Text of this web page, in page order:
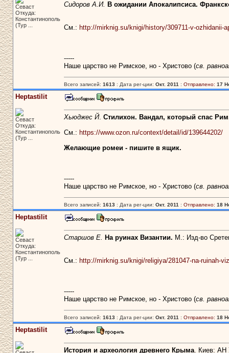
Севаст
Откуда:
Константинополь
(Тур ...
Сидоров А.И. В ожидании Апокалипсиса.
См.: http://mirknig.su/knigi/history/309711-v-ozhidanii-
-----
Наше царство не Римское, но - Христово (св.
Всего записей: 1613: Дата рег-ции: Окт. 2011 : Отправлено: 17
Heptastilit
Севаст
Откуда:
Константинополь
(Тур ...
Хьюджес Й. Стилихон. Вандал, который спас
См.: https://www.ozon.ru/context/detail/id/139644202/
Желающие ромеи - пишите в ящик.
-----
Наше царство не Римское, но - Христово (св.
Всего записей: 1613: Дата рег-ции: Окт. 2011 : Отправлено: 18
Heptastilit
Севаст
Откуда:
Константинополь
(Тур ...
Старшов Е. На руинах Византии. М.: Изд-во
См.: http://mirknig.su/knigi/religiya/281047-na-ruinah-
-----
Наше царство не Римское, но - Христово (св.
Всего записей: 1613: Дата рег-ции: Окт. 2011 : Отправлено: 18
Heptastilit
История и археология древнего Крыма. Киев: АН